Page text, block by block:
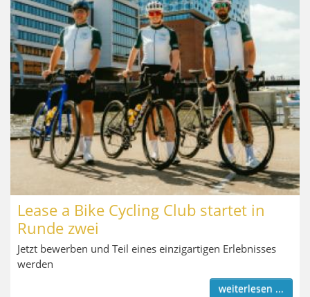
Lease a Bike Cycling Club startet in
Runde zwei
Jetzt bewerben und Teil eines einzigartigen Erlebnisses
werden
weiterlesen ...